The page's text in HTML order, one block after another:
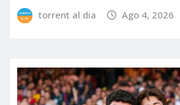
torrent al dia Ago 4, 2026